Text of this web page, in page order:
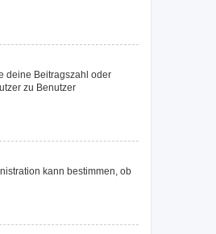
deine Beitragszahl oder
zu Benutzer
kann bestimmen, ob